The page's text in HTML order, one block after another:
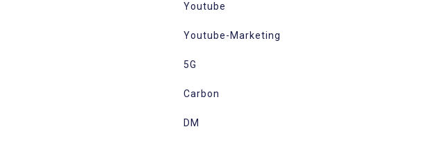
Youtube
Youtube-Marketing
5G
Carbon
DM